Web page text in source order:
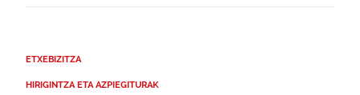
ETXEBIZITZA
HIRIGINTZA ETA AZPIEGITURAK